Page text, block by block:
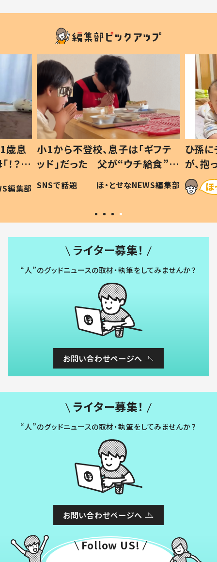
歳息
？」
編集部
小1から不登校、息子は「ギフテ
ッド」だった 父が“ウチ給食”を
作り続ける理由とは #令和の親
#令和の子
SNSで話題 ほ・とせなNEWS編集部
ひ孫
が、
「涙が
い」
ライター募集！
“人”のグッドニュースの取材・執筆をしてみませんか？
お問い合わせページへ
ライター募集！
“人”のグッドニュースの取材・執筆をしてみませんか？
お問い合わせページへ
Follow US!